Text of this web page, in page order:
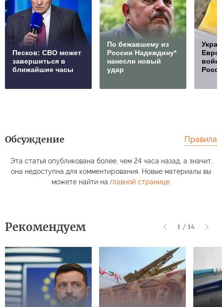
Песков: СВО может
завершиться в
ближайшие часы
По бежавшему из
России Надеждину*
нанесли новый
удар
Обсуждение Правила
Эта статья опубликована более, чем 24 часа назад, а значит,
она недоступна для комментирования. Новые материалы вы
можете найти на главной странице.
Рекомендуем 1 / 14